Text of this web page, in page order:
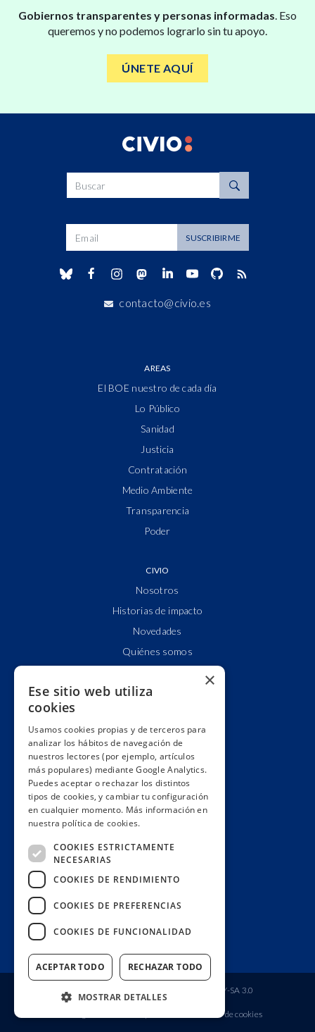
Gobiernos transparentes y personas informadas. Eso
queremos y no podemos lograrlo sin tu apoyo.
ÚNETE AQUÍ
SUSCRIBIRME
contacto@civio.es
AREAS
El BOE nuestro de cada día
Lo Público
Sanidad
Justicia
Contratación
Medio Ambiente
Transparencia
Poder
CIVIO
Nosotros
Historias de impacto
Novedades
Quiénes somos
Alianzas y redes
Impacto
Premios
Formación
Código ético
Re-publica
Muro de donantes
Únete aquí
Fundación Ciudadana Civio CC BY-SA 3.0
Política de cookies
×
Ese sitio web utiliza
cookies
Usamos cookies propias y de terceros para
analizar los hábitos de navegación de
nuestros lectores (por ejemplo, artículos
más populares) mediante Google Analytics.
Puedes aceptar o rechazar los distintos
tipos de cookies, y cambiar tu configuración
en cualquier momento. Más información en
nuestra política de cookies.
COOKIES ESTRICTAMENTE
NECESARIAS
COOKIES DE RENDIMIENTO
COOKIES DE PREFERENCIAS
COOKIES DE FUNCIONALIDAD
ACEPTAR TODO RECHAZAR TODO
MOSTRAR DETALLES